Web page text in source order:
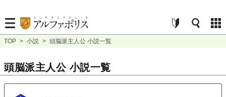
TOP > 小説 > 頭脳派主人公 小説一覧
頭脳派主人公 小説一覧